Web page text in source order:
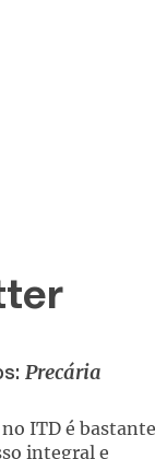
ITD é bastante
integral e
Precária